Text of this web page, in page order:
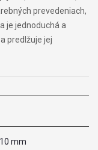
prevedeniach,
je jednoduchá a
predlžuje jej
mm